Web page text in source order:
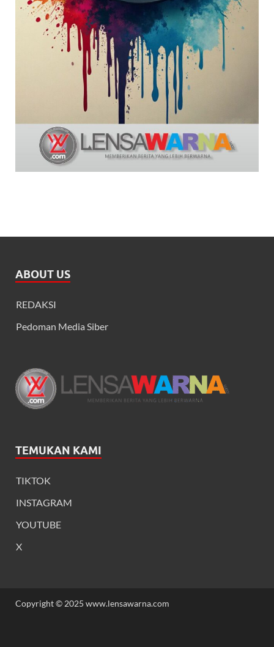
ABOUT US
REDAKSI
Pedoman Media Siber
TEMUKAN KAMI
TIKTOK
INSTAGRAM
YOUTUBE
X
Copyright © 2025 www.lensawarna.com